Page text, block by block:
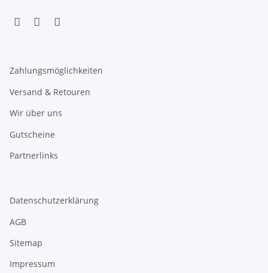
Zahlungsmöglichkeiten
Versand & Retouren
Wir über uns
Gutscheine
Partnerlinks
Datenschutzerklärung
AGB
Sitemap
Impressum